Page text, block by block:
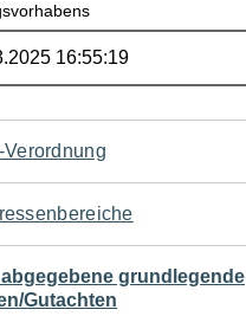
grundlegende
Gutachten